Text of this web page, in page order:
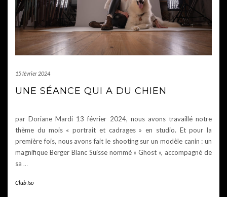
15 février 2024
UNE SÉANCE QUI A DU CHIEN
par Doriane Mardi 13 février 2024, nous avons travaillé notre
thème du mois « portrait et cadrages » en studio. Et pour la
première fois, nous avons fait le shooting sur un modèle canin : un
magnifique Berger Blanc Suisse nommé « Ghost », accompagné de
sa …
Club Iso